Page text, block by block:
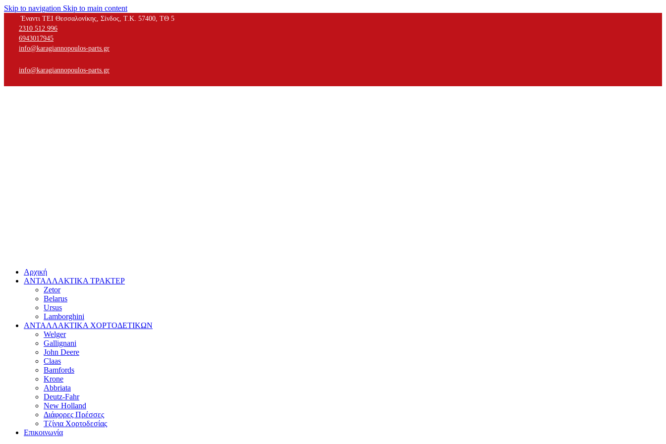
Skip to navigation Skip to main content
Έναντι ΤΕΙ Θεσσαλονίκης, Σίνδος, Τ.Κ. 57400, ΤΘ 5
2310 512 996
6943017945
info@karagiannopoulos-parts.gr
info@karagiannopoulos-parts.gr
Αρχική
ΑΝΤΑΛΛΑΚΤΙΚΑ ΤΡΑΚΤΕΡ
Zetor
Belarus
Ursus
Lamborghini
ΑΝΤΑΛΛΑΚΤΙΚΑ ΧΟΡΤΟΔΕΤΙΚΩΝ
Welger
Gallignani
John Deere
Claas
Bamfords
Krone
Abbriata
Deutz-Fahr
New Holland
Διάφορες Πρέσσες
Τζίνια Χορτοδεσίας
Επικοινωνία